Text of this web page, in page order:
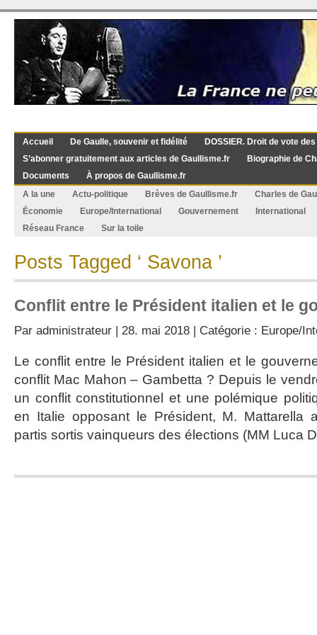
Accueil De Gaulle, souvenir et fidélité
DOSSIER. Droit de vote
S’abonner gratuitement aux articles de Gaullisme.fr
Biographie de
Documents
À propos de Gaullisme.fr
A la une
Actu-politique Brèves de Gaullisme.fr
Charles de
Économie
Europe/International Gouvernement
International
Réseau France
Sur la toile
Posts Tagged ‘ Savona ’
Conflit entre le Président italien et le
Par administrateur | 28. mai 2018 | Catégorie : Europe/
Le conflit entre le Président italien et le
conflit Mac Mahon – Gambetta ? Depuis le
un conflit constitutionnel et une polémique
en Italie opposant le Président, M. Mattarella
partis sortis vainqueurs des élections (MM Luca